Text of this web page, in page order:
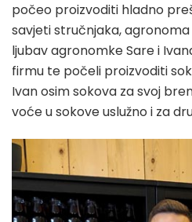
počeo proizvoditi hladno
savjeti stručnjaka,
ljubav agronomke Sare i
firmu te počeli proizvoditi
Ivan osim sokova za svoj
voće u sokove uslužno i za